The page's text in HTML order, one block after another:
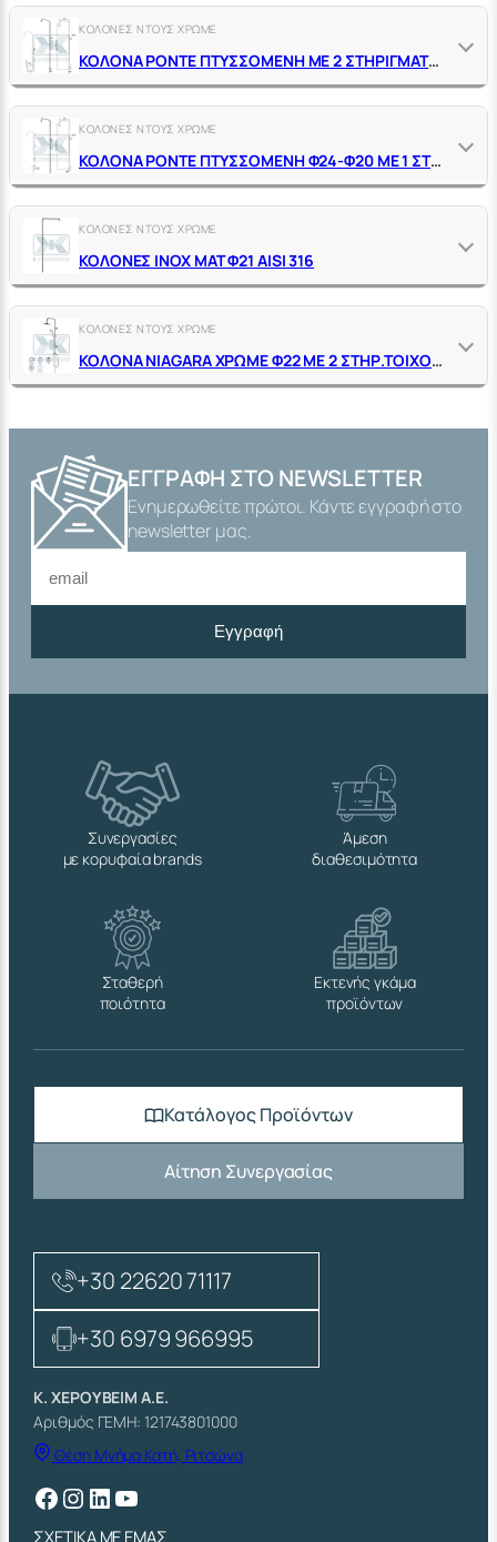
ΚΟΛΟΝΕΣ ΝΤΟΥΣ ΧΡΩΜΕ
ΚΟΛΟΝΑ PONTE ΠΤΥΣΣΟΜΕΝΗ ΜΕ 2 ΣΤΗΡΙΓΜΑΤΑ ΤΟΙΧΟΥ & ΔΙΑΝΟΜΕΑ
ΚΟΛΟΝΕΣ ΝΤΟΥΣ ΧΡΩΜΕ
ΚΟΛΟΝΑ PONTE ΠΤΥΣΣΟΜΕΝΗ Φ24-Φ20 ΜΕ 1 ΣΤΗΡΙΓΜΑ ΤΟΙΧΟΥ
ΚΟΛΟΝΕΣ ΝΤΟΥΣ ΧΡΩΜΕ
ΚΟΛΟΝΕΣ ΙΝΟΧ ΜΑΤ Φ21 ΑΙSΙ 316
ΚΟΛΟΝΕΣ ΝΤΟΥΣ ΧΡΩΜΕ
ΚΟΛΟΝΑ NIAGARA ΧΡΩΜΕ Φ22 ΜΕ 2 ΣΤΗΡ.ΤΟΙΧΟΥ, ΔΙΑΝΟΜΕΑ, ΣΤΗΡ.ΤΗΛ. ΚΩΔ.GIO ΤΗΛ.ZOE 2 ΣΠΙΡΑΛ ΣΑΠΟΥΝΟΘΗΚΗ
ΕΓΓΡΑΦΉ ΣΤΟ NEWSLETTER
Ενημερωθείτε πρώτοι. Κάντε εγγραφή στο
newsletter μας.
Εγγραφή
Συνεργασίες
με κορυφαία brands
Άμεση
διαθεσιμότητα
Σταθερή
ποιότητα
Εκτενής γκάμα
προϊόντων
Κατάλογος Προϊόντων
Αίτηση Συνεργασίας
+30 22620 71117
+30 6979 966995
Κ. ΧΕΡΟΥΒΕΙΜ Α.Ε.
Αριθμός ΓΕΜΗ: 121743801000
Θέση Μνήμα Κατή, Ριτσώνα
Facebook Instagram Linkedin YouTube
ΣΧΕΤΙΚΑ ΜΕ ΕΜΑΣ